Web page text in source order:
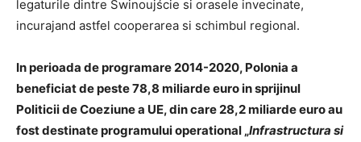
legaturile dintre Świnoujście si orasele invecinate,
incurajand astfel cooperarea si schimbul regional.
In perioada de programare 2014-2020, Polonia a
beneficiat de peste 78,8 miliarde euro in sprijinul
Politicii de Coeziune a UE, din care 28,2 miliarde euro au
fost destinate programului operational „Infrastructura si